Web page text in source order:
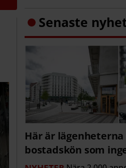
Senaste
Här är lägenheterna
bostadskön som